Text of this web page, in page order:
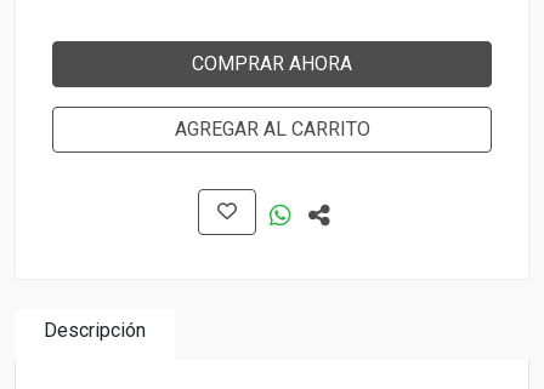
COMPRAR AHORA
AGREGAR AL CARRITO
Descripción